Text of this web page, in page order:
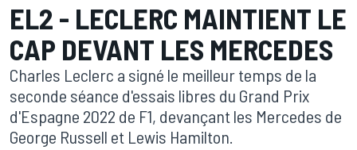
EL2 - LECLERC MAINTIENT LE
CAP DEVANT LES MERCEDES
Charles Leclerc a signé le meilleur temps de la
seconde séance d'essais libres du Grand Prix
d'Espagne 2022 de F1, devançant les Mercedes de
George Russell et Lewis Hamilton.